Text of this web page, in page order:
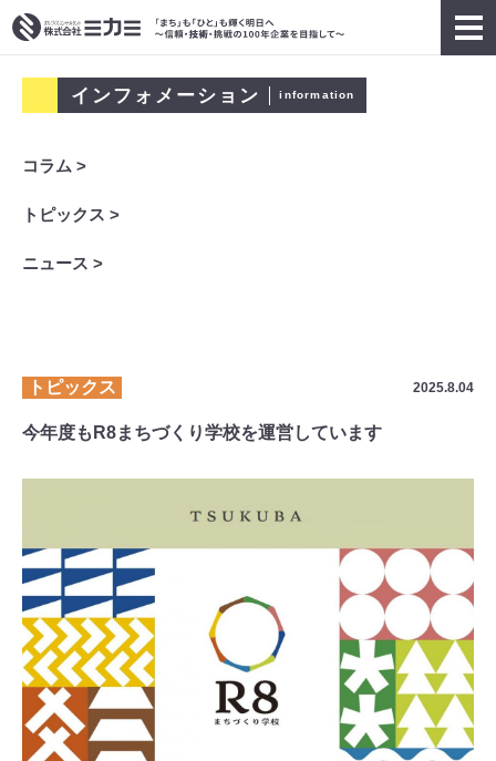
インフォメーション information
コラム >
トピックス >
ニュース >
トピックス 2025.8.04
今年度もR8まちづくり学校を運営しています